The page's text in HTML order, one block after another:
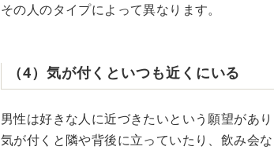
その人のタイプによって異なります。
（4）気が付くといつも近くにいる
男性は好きな人に近づきたいという願望があり
気が付くと隣や背後に立っていたり、飲み会